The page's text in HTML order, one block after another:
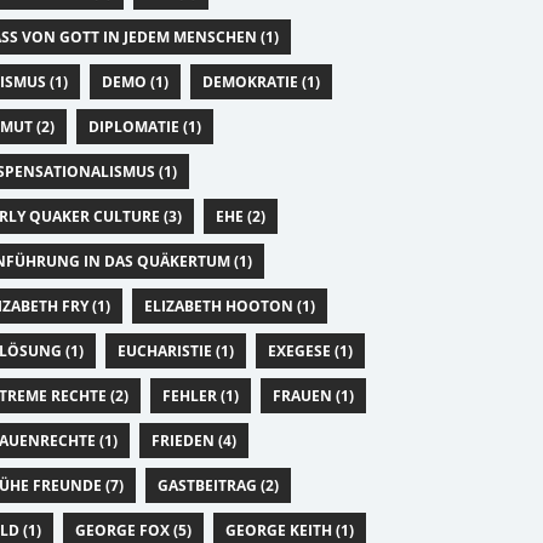
VON GOTT IN JEDEM MENSCHEN (1)
(1) DEMO (1) DEMOKRATIE (1)
(2) DIPLOMATIE (1)
(1)
QUAKER CULTURE (3) EHE (2)
IN DAS QUÄKERTUM (1)
FRY (1) ELIZABETH HOOTON (1)
(1) EUCHARISTIE (1) EXEGESE (1)
RECHTE (2) FEHLER (1) FRAUEN (1)
(1) FRIEDEN (4)
FREUNDE (7) GASTBEITRAG (2)
(1) GEORGE FOX (5) GEORGE KEITH (1)